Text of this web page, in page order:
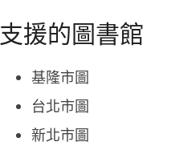
支援的圖書館
基隆市圖
台北市圖
新北市圖